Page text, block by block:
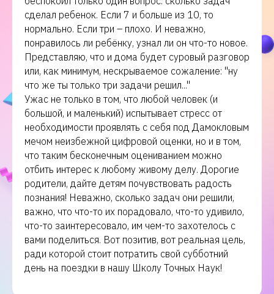
сделал ребенок. Если 7 и больше из 10, то
нормально. Если три – плохо. И неважно,
понравилось ли ребёнку, узнал ли он что-то новое.
Представляю, что и дома будет суровый разговор
или, как минимум, нескрываемое сожаление: "ну
что же ты только три задачи решил..."
Ужас не только в том, что любой человек (и
большой, и маленький) испытывает стресс от
необходимости проявлять с себя под Дамокловым
мечом неизбежной цифровой оценки, но и в том,
что таким бесконечным оцениванием можно
отбить интерес к любому живому делу. Дорогие
родители, дайте детям почувствовать радость
познания! Неважно, сколько задач они решили,
важно, что что-то их порадовало, что-то удивило,
что-то заинтересовало, им чем-то захотелось с
вами поделиться. Вот позитив, вот реальная цель,
ради которой стоит потратить свой субботний
день на поездки в нашу Школу Точных Наук!